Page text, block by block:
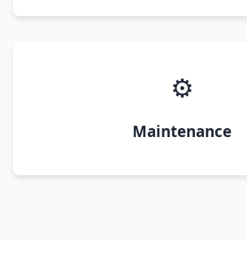
⚙️
Maintenance